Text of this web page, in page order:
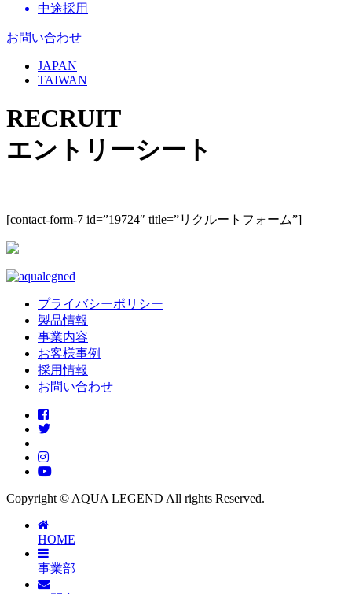
中途採用
お問い合わせ
JAPAN
TAIWAN
RECRUIT
エントリーシート
[contact-form-7 id=”19724″ title=”リクルートフォーム”]
プライバシーポリシー
製品情報
事業内容
お客様事例
採用情報
お問い合わせ
Copyright © AQUA LEGEND All rights Reserved.
HOME
事業部